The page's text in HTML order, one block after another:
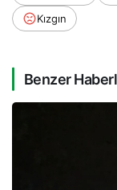
Kızgın
Benzer